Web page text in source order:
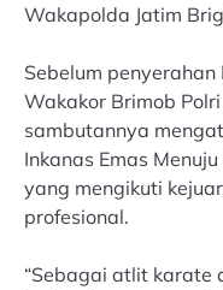
Wakapolda Jatim
Sebelum
Wakakor Brimob
sambutannya
Inkanas Emas
yang mengikuti
profesional.
“Sebagai atlit karate